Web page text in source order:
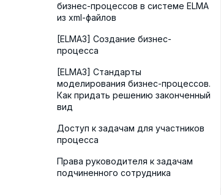
бизнес-процессов в системе ELMA
из xml-файлов
[ELMA3] Создание бизнес-
процесса
[ELMA3] Стандарты
моделирования бизнес-процессов.
Как придать решению законченный
вид
Доступ к задачам для участников
процесса
Права руководителя к задачам
подчиненного сотрудника